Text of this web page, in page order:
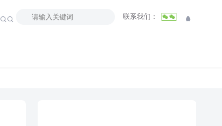
联系我们：  
